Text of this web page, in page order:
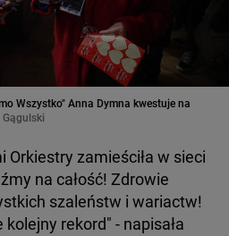
Wszystko" Anna Dymna kwestuje na
Orkiestry zamieściła w sieci
na całość! Zdrowie
szaleństw i wariactw!
rekord" - napisała